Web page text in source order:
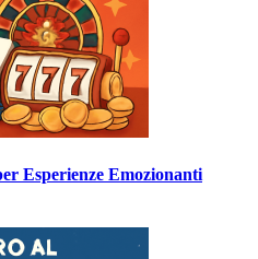
Esperienze Emozionanti